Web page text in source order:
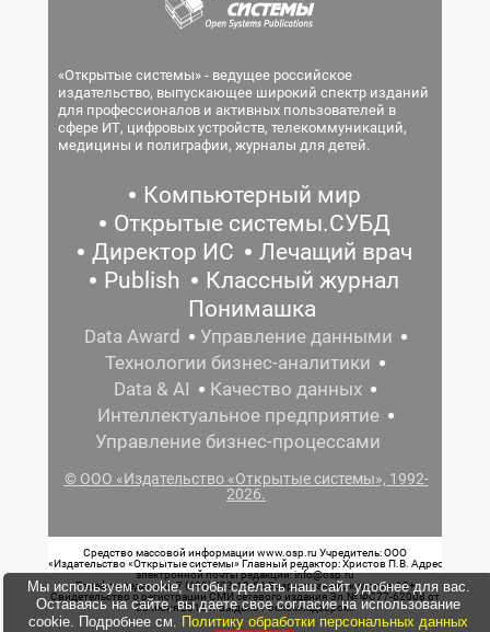
«Открытые системы» - ведущее российское
издательство, выпускающее широкий спектр изданий
для профессионалов и активных пользователей в
сфере ИТ, цифровых устройств, телекоммуникаций,
медицины и полиграфии, журналы для детей.
Компьютерный мир
Открытые системы.СУБД
Директор ИС
Лечащий врач
Publish
Классный журнал
Понимашка
Data Award
Управление данными
Технологии бизнес-аналитики
Data & AI
Качество данных
Интеллектуальное предприятие
Управление бизнес-процессами
© ООО «Издательство «Открытые системы», 1992-
2026.
Средство массовой информации www.osp.ru Учредитель: ООО
«Издательство «Открытые системы» Главный редактор: Христов П.В. Адрес
электронной почты редакции: info@osp.ru
Телефон редакции: 7 (499) 703-18-54 Возрастная маркировка: 12+
Свидетельство о регистрации СМИ сетевого издания Эл.№ ФС77-62008 от
05 июня 2015 г. выдано Роскомнадзором.
Мы используем cookie, чтобы сделать наш сайт удобнее для вас.
Оставаясь на сайте, вы даете свое согласие на использование
cookie. Подробнее см. Политику обработки персональных данных